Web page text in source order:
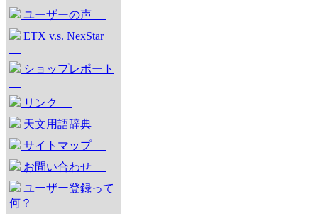
ユーザーの声
ETX v.s. NexStar
ショップレポート
リンク
天文用語辞典
サイトマップ
お問い合わせ
ユーザー登録って
何？